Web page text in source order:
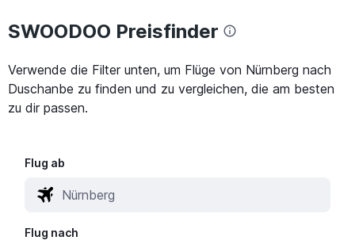
SWOODOO Preisfinder
Verwende die Filter unten, um Flüge von Nürnberg nach
Duschanbe zu finden und zu vergleichen, die am besten
zu dir passen.
Flug ab
Flug nach